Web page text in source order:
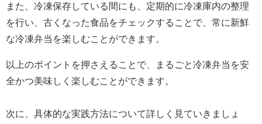
また、冷凍保存している間にも、定期的に冷凍庫内の整理
を行い、古くなった食品をチェックすることで、常に新鮮
な冷凍弁当を楽しむことができます。
以上のポイントを押さえることで、まるごと冷凍弁当を安
全かつ美味しく楽しむことができます。
次に、具体的な実践方法について詳しく見ていきましょ